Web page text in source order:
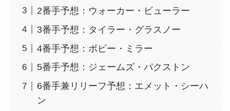
2番手予想：ウォーカー・ビューラー
3番手予想：タイラー・グラスノー
4番手予想：ボビー・ミラー
5番手予想：ジェームズ・パクストン
6番手兼リリーフ予想：エメット・シーハ
ン